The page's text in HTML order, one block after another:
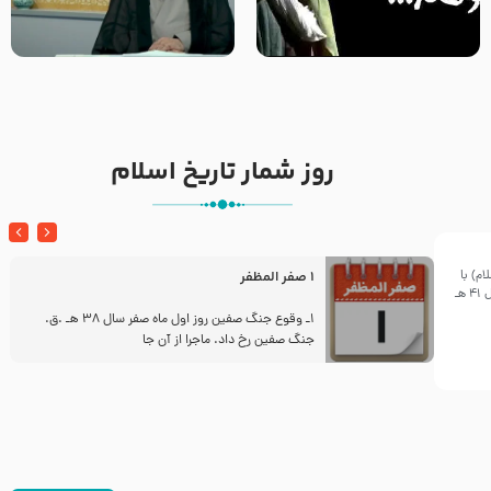
خطبه حضرت سلمان سه روز پس از
شهادت پیامبر اکرم صلی الله علیه
مادر داعش – حجت الاسلام جباری
با
معاویه در بیست و ششم ربیع الاول سال 41 هـ
روز شمار تاریخ اسلام
1 صفر المظفر
1ـ وقوع جنگ صفین روز اول ماه صفر سال 38 هـ .ق.
جنگ صفین رخ داد. ماجرا از آن جا